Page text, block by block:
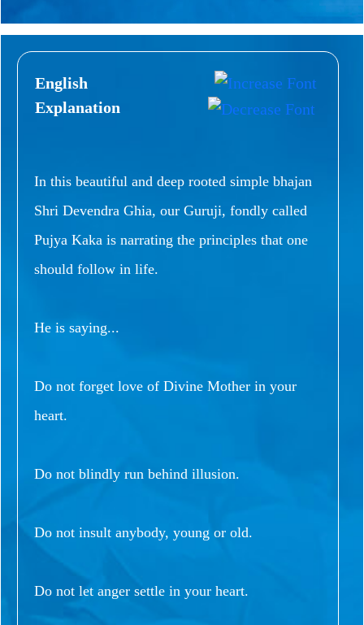
English
Explanation
In this beautiful and deep rooted simple bhajan
Shri Devendra Ghia, our Guruji, fondly called
Pujya Kaka is narrating the principles that one
should follow in life.
He is saying...
Do not forget love of Divine Mother in your
heart.
Do not blindly run behind illusion.
Do not insult anybody, young or old.
Do not let anger settle in your heart.